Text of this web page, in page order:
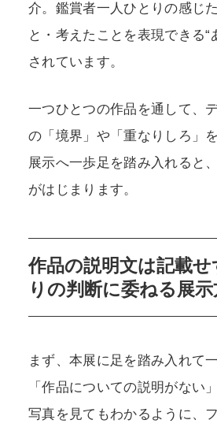
介。鑑賞者一人ひとりの感じ
と・考えたことを表現できる“
されています。
一つひとつの作品を通して、
の「境界」や「重なりしろ」
展示へ一歩足を踏み入れると
がはじまります。
作品の説明文は記載せ
りの判断に委ねる展
まず、本展に足を踏み入れて
「作品についての説明がない
写真を見てもわかるように、